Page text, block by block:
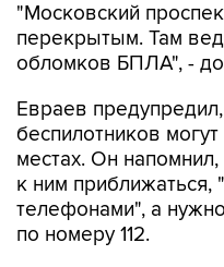
"Московский
перекрытым. Там
обломков БПЛА", -
Евраев
беспилотников
местах. Он
к ним приближаться,
телефонами", а
по номеру 112.